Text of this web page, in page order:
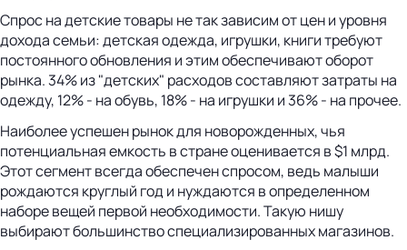
Спрос на детские товары не так зависим от цен и уровня
дохода семьи: детская одежда, игрушки, книги требуют
постоянного обновления и этим обеспечивают оборот
рынка. 34% из "детских" расходов составляют затраты на
одежду, 12% - на обувь, 18% - на игрушки и 36% - на прочее.
Наиболее успешен рынок для новорожденных, чья
потенциальная емкость в стране оценивается в $1 млрд.
Этот сегмент всегда обеспечен спросом, ведь малыши
рождаются круглый год и нуждаются в определенном
наборе вещей первой необходимости. Такую нишу
выбирают большинство специализированных магазинов.